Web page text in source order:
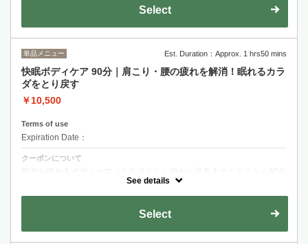
Select
単品メニュー Est. Duration：Approx. 1 hrs50 mins
快眠ボディケア 90分｜肩こり・腰の疲れを解消！眠れるカラ
ダをとり戻す
￥10,500
Terms of use
Expiration Date：
クーポンについて
See details
Select